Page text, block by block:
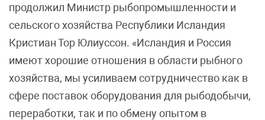
продолжил Министр рыбопромышленности и
сельского хозяйства Республики Исландия
Кристиан Тор Юлиуссон. «Исландия и Россия
имеют хорошие отношения в области рыбного
хозяйства, мы усиливаем сотрудничество как в
сфере поставок оборудования для рыбодобычи,
переработки, так и по обмену опытом в